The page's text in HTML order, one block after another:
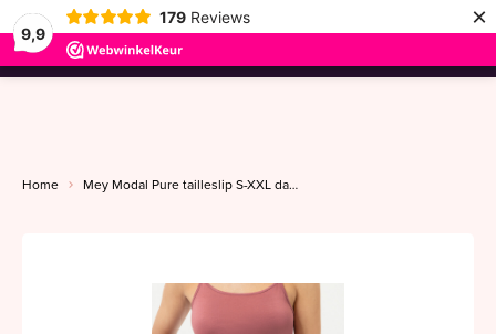
9,9
179 Reviews ×
menu
Home Mey Modal Pure tailleslip S-XXL dawn blush